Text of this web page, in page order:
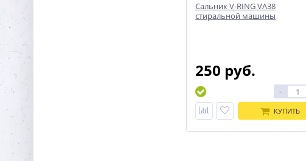
Сальник V-RING VA38
стиральной машины
250 руб.
-
КУПИТЬ